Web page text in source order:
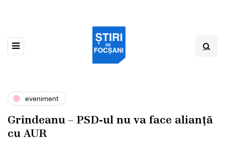
eveniment
Grindeanu – PSD-ul nu va face alianţă
cu AUR